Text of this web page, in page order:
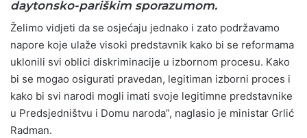
daytonsko-pariškim sporazumom.
Želimo vidjeti da se osjećaju jednako i zato podržavamo
napore koje ulaže visoki predstavnik kako bi se reformama
uklonili svi oblici diskriminacije u izbornom procesu. Kako
bi se mogao osigurati pravedan, legitiman izborni proces i
kako bi svi narodi mogli imati svoje legitimne predstavnike
u Predsjedništvu i Domu naroda”, naglasio je ministar Grlić
Radman.